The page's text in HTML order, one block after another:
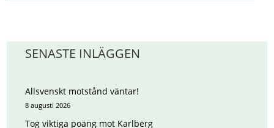
SENASTE INLÄGGEN
Allsvenskt motstånd väntar!
8 augusti 2026
Tog viktiga poäng mot Karlberg